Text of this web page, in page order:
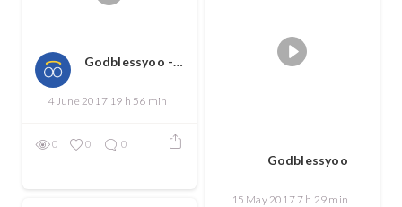
Godblessyoo - Spread love, spread the good
4 June 2017 19 h 56 min
0 0 0
Godblessyoo
15 May 2017 7 h 29 min